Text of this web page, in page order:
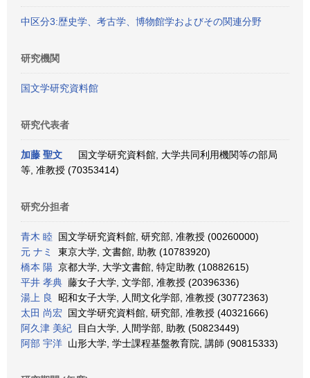
中区分3:歴史学、考古学、博物館学およびその関連分野
研究機関
国文学研究資料館
研究代表者
加藤 聖文
国文学研究資料館, 大学共同利用機関等の部局
等, 准教授 (70353414)
研究分担者
青木 睦 国文学研究資料館, 研究部, 准教授 (00260000)
元 ナミ
東京大学, 文書館, 助教 (10783920)
橋本 陽 京都大学, 大学文書館, 特定助教 (10882615)
平井 孝典 藤女子大学, 文学部, 准教授 (20396336)
湯上 良
昭和女子大学, 人間文化学部, 准教授 (30772363)
太田 尚宏 国文学研究資料館, 研究部, 准教授 (40321666)
阿久津 美紀 目白大学, 人間学部, 助教 (50823449)
阿部 宇洋 山形大学, 学士課程基盤教育院, 講師 (90815333)